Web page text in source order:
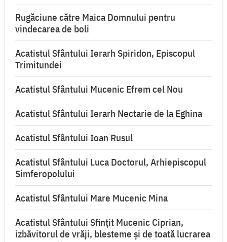
Rugăciune către Maica Domnului pentru
vindecarea de boli
Acatistul Sfântului Ierarh Spiridon, Episcopul
Trimitundei
Acatistul Sfântului Mucenic Efrem cel Nou
Acatistul Sfântului Ierarh Nectarie de la Eghina
Acatistul Sfântului Ioan Rusul
Acatistul Sfântului Luca Doctorul, Arhiepiscopul
Simferopolului
Acatistul Sfântului Mare Mucenic Mina
Acatistul Sfântului Sfințit Mucenic Ciprian,
izbăvitorul de vrăji, blesteme și de toată lucrarea